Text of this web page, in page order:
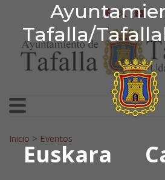
Tafalla/
Euskara
Ir al contenido facebook
Search for:
Inicio > Eventos